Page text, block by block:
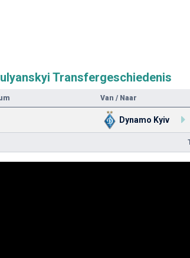
Transfergeschiedenis
Van / Naar
Dynamo Kyiv